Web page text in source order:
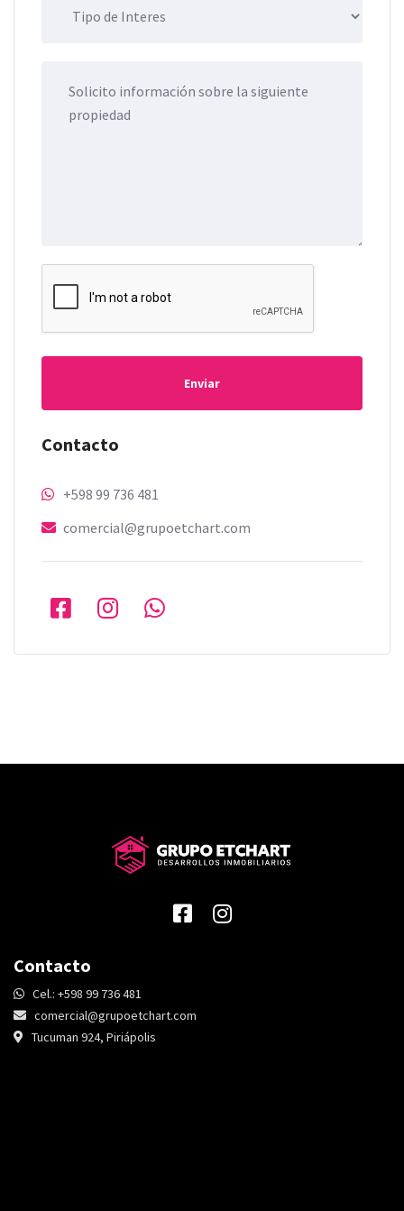
Enviar
Contacto
+598 99 736 481
comercial@grupoetchart.com
Contacto
Cel.: +598 99 736 481
comercial@grupoetchart.com
Tucuman 924, Piriápolis